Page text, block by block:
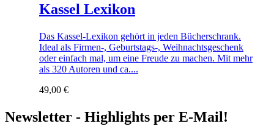
Kassel Lexikon
Das Kassel-Lexikon gehört in jeden Bücherschrank.
Ideal als Firmen-, Geburtstags-, Weihnachtsgeschenk
oder einfach mal, um eine Freude zu machen. Mit mehr
als 320 Autoren und ca....
49,00 €
Newsletter - Highlights per E-Mail!